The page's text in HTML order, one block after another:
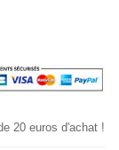
20 euros d'achat !